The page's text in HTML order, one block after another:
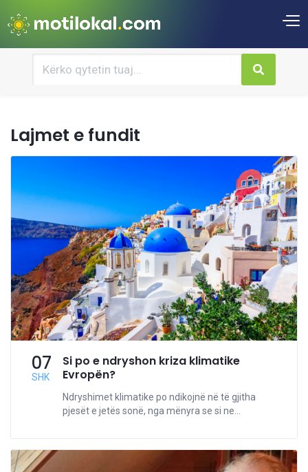
Lajmet e fundit
07
SHK
Si po e ndryshon kriza klimatike
Evropën?
Ndryshimet klimatike po ndikojnë në të gjitha
pjesët e jetës sonë, nga mënyra se si ne...